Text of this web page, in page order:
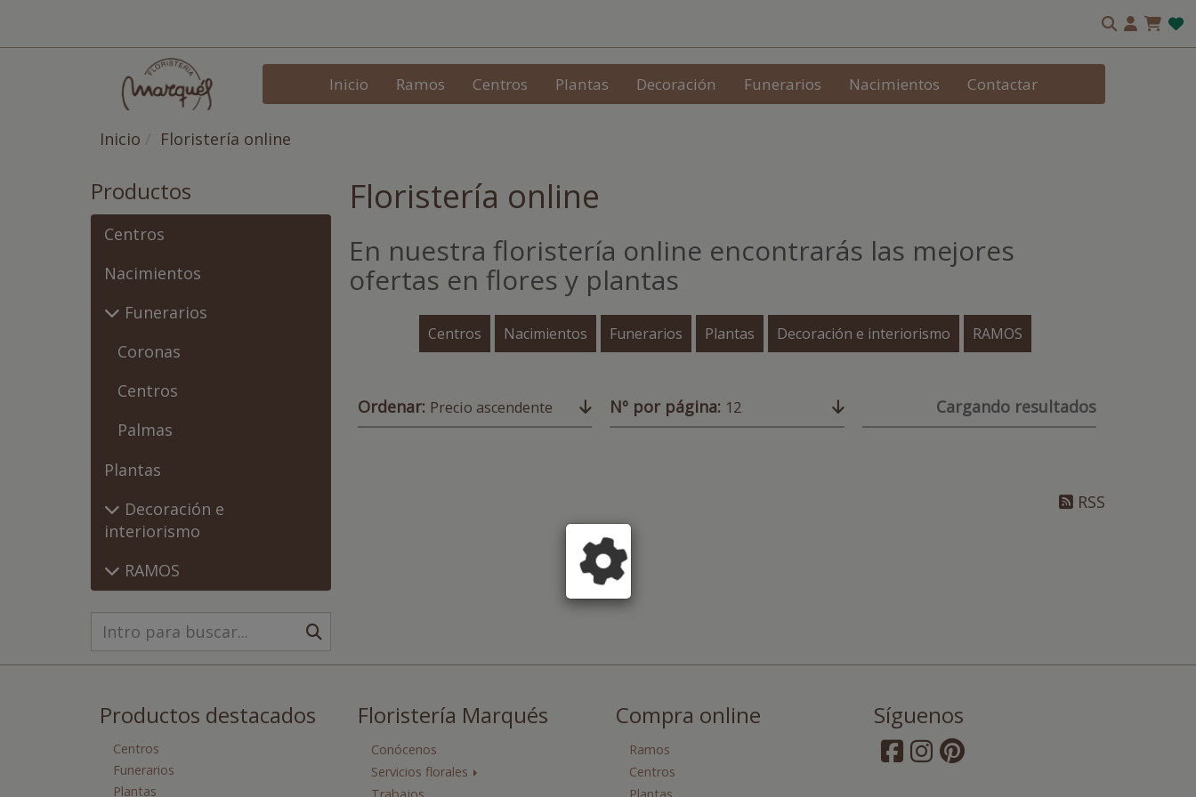
Inicio Ramos Centros Plantas Decoración Funerarios Nacimientos Contactar
Inicio Floristería online
Productos
Centros
Nacimientos
Funerarios
Coronas
Centros
Palmas
Plantas
Decoración e
interiorismo
RAMOS
Floristería online
En nuestra floristería online encontrarás las mejores
ofertas en flores y plantas
Centros Nacimientos Funerarios Plantas Decoración e interiorismo RAMOS
Ordenar: Precio ascendente Nº por página: 12 Cargando resultados
RSS
Productos destacados
Centros
Funerarios
Plantas
Floristería Marqués
Conócenos
Servicios florales
Compra online
Ramos
Centros
Síguenos